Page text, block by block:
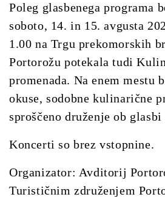
Poleg glasbenega programa
soboto, 14. in 15. avgusta
1.00 na Trgu prekomorskih
Portorožu potekala tudi
promenada. Na enem mestu
okuse, sodobne kulinarične
sproščeno druženje ob
Koncerti so brez vstopnine.
Organizator: Avditorij
Turističnim združenjem